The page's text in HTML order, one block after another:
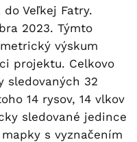
Veľkej Fatry.
2023. Týmto
výskum
projektu. Celkovo
sledovaných 32
14 rysov, 14 vlkov
sledované jedince
s vyznačením